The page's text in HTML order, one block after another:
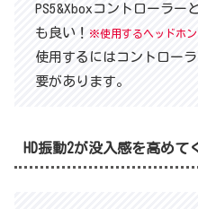
PS5&Xboxコントローラー
も良い！ ※使用するヘッドホン
使用するにはコントロー
要があります。
HD振動2が没入感を高めて